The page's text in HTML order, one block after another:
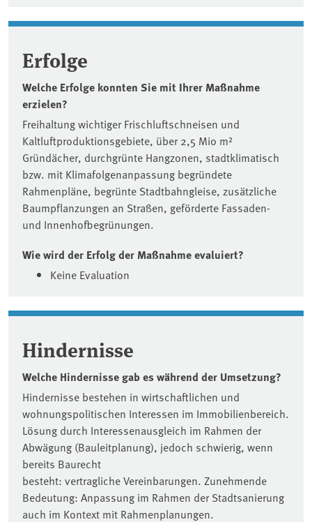
Erfolge
Welche Erfolge konnten Sie mit Ihrer Maßnahme
erzielen?
Freihaltung wichtiger Frischluftschneisen und
Kaltluftproduktionsgebiete, über 2,5 Mio m²
Gründächer, durchgrünte Hangzonen, stadtklimatisch
bzw. mit Klimafolgenanpassung begründete
Rahmenpläne, begrünte Stadtbahngleise, zusätzliche
Baumpflanzungen an Straßen, geförderte Fassaden-
und Innenhofbegrünungen.
Wie wird der Erfolg der Maßnahme evaluiert?
Keine Evaluation
Hindernisse
Welche Hindernisse gab es während der Umsetzung?
Hindernisse bestehen in wirtschaftlichen und
wohnungspolitischen Interessen im Immobilienbereich.
Lösung durch Interessenausgleich im Rahmen der
Abwägung (Bauleitplanung), jedoch schwierig, wenn
bereits Baurecht
besteht: vertragliche Vereinbarungen. Zunehmende
Bedeutung: Anpassung im Rahmen der Stadtsanierung
auch im Kontext mit Rahmenplanungen.